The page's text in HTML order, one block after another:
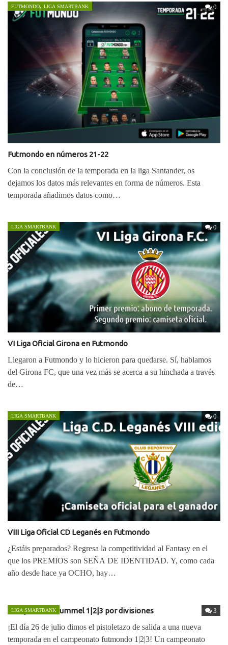
0
FUTMONDO, LIGA SMARTBANK
Futmondo en números 21-22
Con la conclusión de la temporada en la liga Santander, os
dejamos los datos más relevantes en forma de números. Esta
temporada añadimos datos como…
0
LIGA SMARTBANK
VI Liga Oficial Girona en Futmondo
Llegaron a Futmondo y lo hicieron para quedarse. Sí, hablamos
del Girona FC, que una vez más se acerca a su hinchada a través
de…
0
LIGA SMARTBANK
VIII Liga Oficial CD Leganés en Futmondo
¿Estáis preparados? Regresa la competitividad al Fantasy en el
que los PREMIOS son SEÑA DE IDENTIDAD. Y, como cada
año desde hace ya OCHO, hay…
3
LIGA SMARTBANK
Campeonato hummel 1|2|3 por divisiones
¡El día 26 de julio dimos el pistoletazo de salida a una nueva
temporada en el campeonato futmondo 1|2|3! Un campeonato